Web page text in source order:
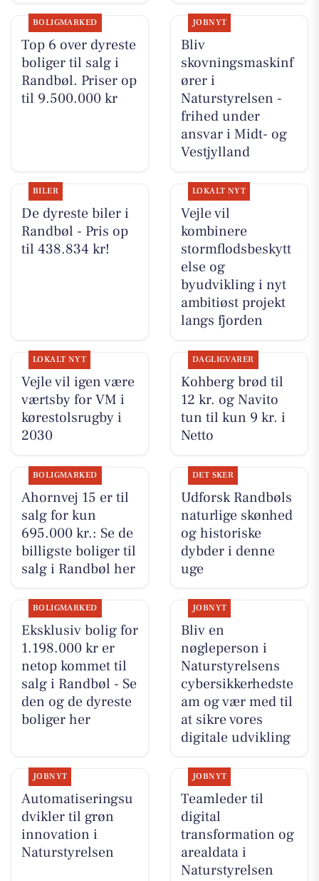
BOLIGMARKED
Top 6 over dyreste
boliger til salg i
Randbøl. Priser op
til 9.500.000 kr
JOBNYT
Bliv
skovningsmaskinf
ører i
Naturstyrelsen -
frihed under
ansvar i Midt- og
Vestjylland
BILER
De dyreste biler i
Randbøl - Pris op
til 438.834 kr!
LOKALT NYT
Vejle vil
kombinere
stormflodsbeskytt
else og
byudvikling i nyt
ambitiøst projekt
langs fjorden
LOKALT NYT
Vejle vil igen være
værtsby for VM i
kørestolsrugby i
2030
DAGLIGVARER
Kohberg brød til
12 kr. og Navito
tun til kun 9 kr. i
Netto
BOLIGMARKED
Ahornvej 15 er til
salg for kun
695.000 kr.: Se de
billigste boliger til
salg i Randbøl her
DET SKER
Udforsk Randbøls
naturlige skønhed
og historiske
dybder i denne
uge
BOLIGMARKED
Eksklusiv bolig for
1.198.000 kr er
netop kommet til
salg i Randbøl - Se
den og de dyreste
boliger her
JOBNYT
Bliv en
nøgleperson i
Naturstyrelsens
cybersikkerhedste
am og vær med til
at sikre vores
digitale udvikling
JOBNYT
Automatiseringsu
dvikler til grøn
innovation i
Naturstyrelsen
JOBNYT
Teamleder til
digital
transformation og
arealdata i
Naturstyrelsen